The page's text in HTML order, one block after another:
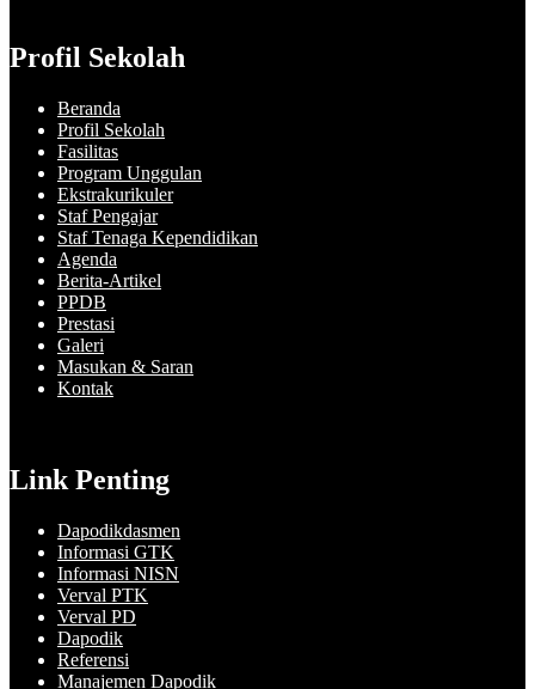
Profil Sekolah
Beranda
Profil Sekolah
Fasilitas
Program Unggulan
Ekstrakurikuler
Staf Pengajar
Staf Tenaga Kependidikan
Agenda
Berita-Artikel
PPDB
Prestasi
Galeri
Masukan & Saran
Kontak
Link Penting
Dapodikdasmen
Informasi GTK
Informasi NISN
Verval PTK
Verval PD
Dapodik
Referensi
Manajemen Dapodik